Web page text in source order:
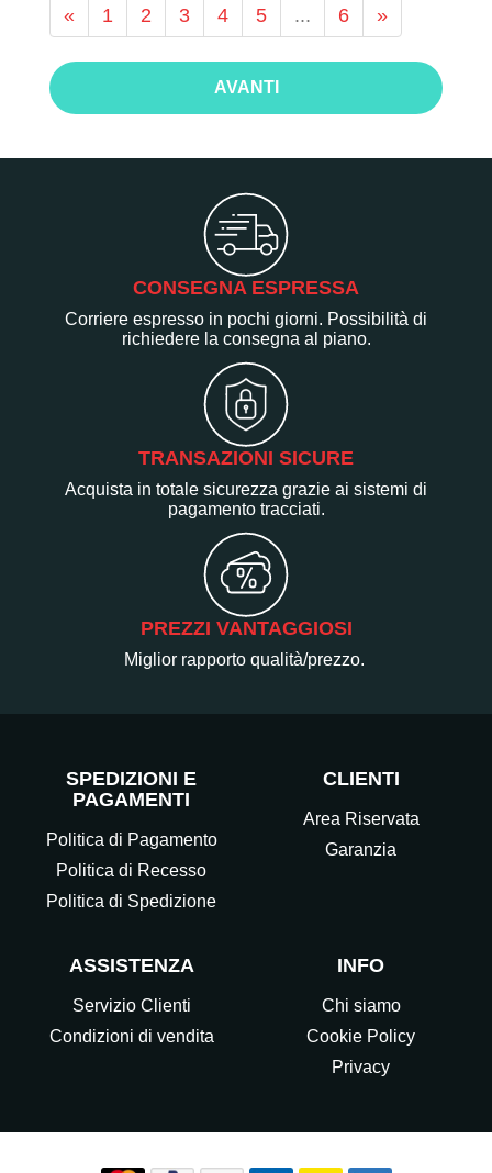
« 1 2 3 4 5 ... 6 »
AVANTI
CONSEGNA ESPRESSA
Corriere espresso in pochi giorni. Possibilità di
richiedere la consegna al piano.
TRANSAZIONI SICURE
Acquista in totale sicurezza grazie ai sistemi di
pagamento tracciati.
PREZZI VANTAGGIOSI
Miglior rapporto qualità/prezzo.
SPEDIZIONI E
PAGAMENTI
Politica di Pagamento
Politica di Recesso
Politica di Spedizione
CLIENTI
Area Riservata
Garanzia
ASSISTENZA
Servizio Clienti
Condizioni di vendita
INFO
Chi siamo
Cookie Policy
Privacy